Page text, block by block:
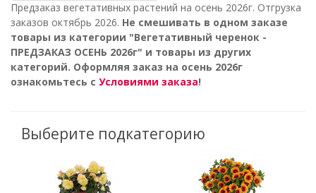
Предзаказ вегетативных растений на осень 2026г. Отгрузка
заказов октябрь 2026. Не смешивать в одном заказе
товары из категории "Вегетативный черенок -
ПРЕДЗАКАЗ ОСЕНЬ 2026г" и товары из других
категорий. Оформляя заказ на осень 2026г
ознакомьтесь с Условиями заказа!
Выберите подкатегорию